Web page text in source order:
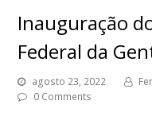
Inauguração
Federal da
agosto 23, 2022
0 Comments